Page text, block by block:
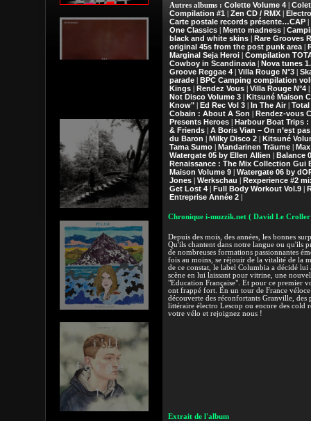
Autres albums : Colette Volume 4|
Compilation #1
Zen CD / RMX|
Carte postale records présente…CAP|
One Classics| Mento madness|
black and white skins
Rare Grooves
original 45s from the post punk area|
Marginal Seja Heroi| Compilation
Cowboy in Scandinavia| Nova tunes
Groove Reggae 4| Villa Rouge N°3|
parade| BPC Camping compilation
Kings| Rendez Vous| Villa Rouge N°4|
Not Disco Volume 3| Kitsuné Maison
Know"| Ed Rec Vol 3| In The Air| Total
Cobain : About A Son
Rendez-vous
Presents Heroes| Harbour Boat Trips
& Friends| A Boris Vian – On n’est
du Baron
Milky Disco 2| Kitsuné
Tama Sumo| Mandarinen Träume|
Watergate 05 by Ellen Allien
Balance
Renaissance : The Mix Collection Gui
Maison Volume 9| Watergate 06 by
Jones| Werkschau
Rexperience #2
Get Lost 4| Full Body Workout Vol.9|
Entreprise Année 2|
Chronique i-muzzik.net ( David Le Croller
Depuis des mois, des années, les bonnes
Qu'ils chantent dans notre langue ou qu'ils
de nombreuses formations passionnantes
fois au moins, se réjouir de la vitalité de la
de ce constat, le label Columbia a décidé lui
scène en lui laissant pour vitrine, une
"Education Française". Et pour ce premier
ont frappé fort. En un tour de France véloce
découverte des réconfortants Granville, des
littéraire électro Lescop ou encore des cold
votre vélo et rejoignez nous !
Extrait de l'album